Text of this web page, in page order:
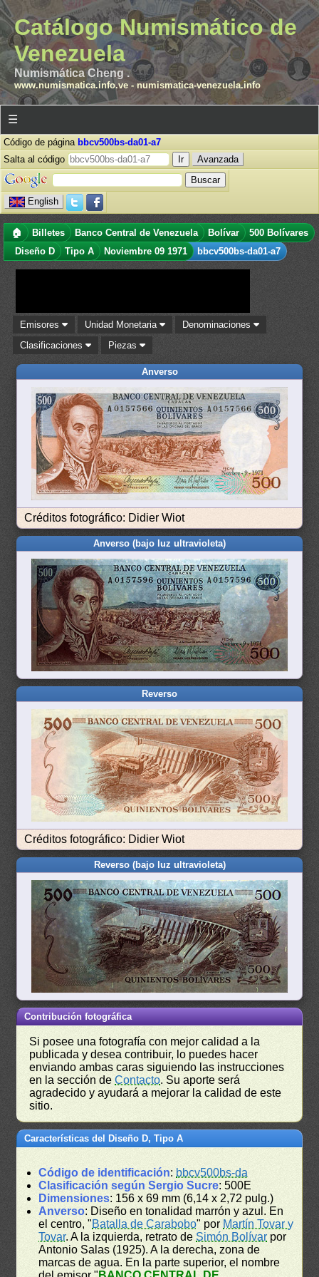
Catálogo Numismático de
Venezuela
Numismática Cheng .
www.numismatica.info.ve- numismatica-venezuela.info
☰
Código de página bbcv500bs-da01-a7
Salta al código
Avanzada
English
🏠 Billetes Banco Central de Venezuela Bolívar
500 Bolívares
Diseño D
Tipo A Noviembre 09 1971 bbcv500bs-da01-a7
Emisores Unidad Monetaria
Denominaciones
Clasificaciones
Piezas
Anverso
Créditos fotográfico: Didier Wiot
Anverso (bajo luz ultravioleta)
Reverso
Créditos fotográfico: Didier Wiot
Reverso (bajo luz ultravioleta)
Contribución fotográfica
Si posee una fotografía con mejor calidad a la
publicada y desea contribuir, lo puedes hacer
enviando ambas caras siguiendo las instrucciones
en la sección deContacto. Su aporte será
agradecido y ayudará a mejorar la calidad de este
sitio.
Características del Diseño D, Tipo A
Código de identificación: bbcv500bs-da
Clasificación según Sergio Sucre: 500E
Dimensiones: 156 x 69 mm (6,14 x 2,72 pulg.)
Anverso: Diseño en tonalidad marrón y azul. En
el centro, "Batalla de Carabobo" por Martín Tovar y
Tovar. A la izquierda, retrato deSimón Bolívar por
Antonio Salas (1925). A la derecha, zona de
marcas de agua. En la parte superior, el nombre